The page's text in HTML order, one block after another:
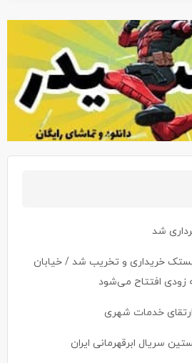
شد
پستک خریداری و تخریب شد / خیابان
خدمات شهری
سریال ابرقهرمانی ایران